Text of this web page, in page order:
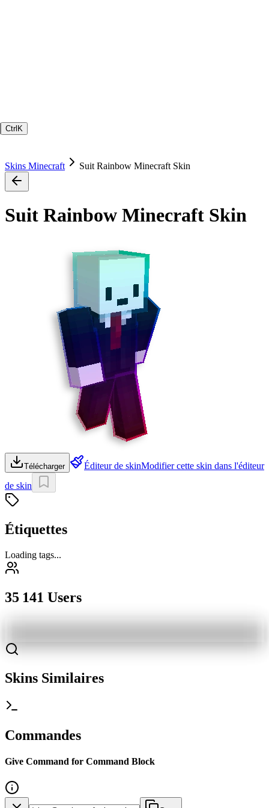
Ctrl K
Skins Minecraft Suit Rainbow Minecraft Skin
Suit Rainbow Minecraft Skin
Télécharger Éditeur de skinModifier cette skin dans l'éditeur
de skin
Étiquettes
Loading tags...
35 141 Users
Skins Similaires
Commandes
Give Command for Command Block